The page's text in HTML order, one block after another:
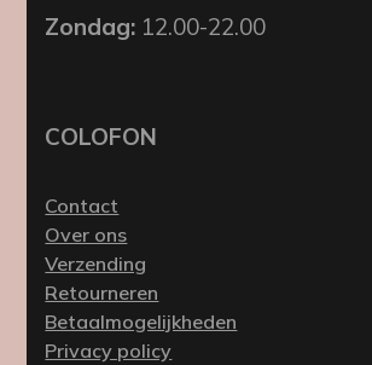
Zondag: 12.00-22.00
COLOFON
Contact
Over ons
Verzending
Retourneren
Betaalmogelijkheden
Privacy policy